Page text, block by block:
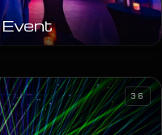
36